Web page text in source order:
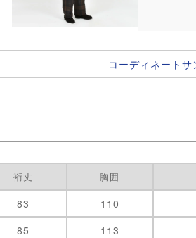
コーディネート
裄丈 胸囲
83 110
85 113